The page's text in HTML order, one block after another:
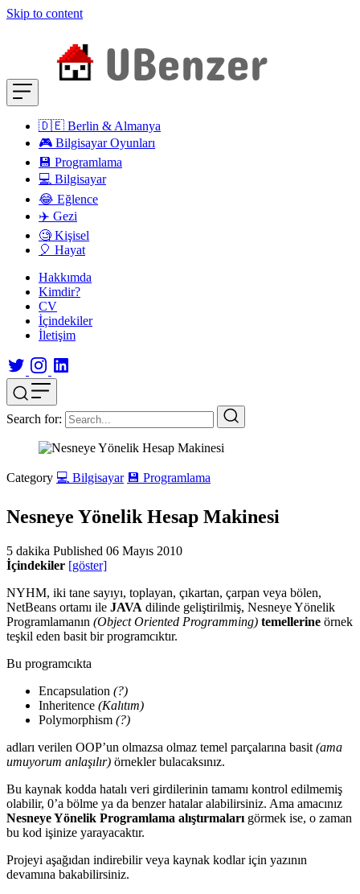
Skip to content
🇩🇪 Berlin & Almanya
🎮 Bilgisayar Oyunları
💾 Programlama
💻 Bilgisayar
😂 Eğlence
✈️ Gezi
🧐 Kişisel
🎈 Hayat
Hakkımda
Kimdir?
CV
İçindekiler
İletişim
Search for:
Category 💻 Bilgisayar 💾 Programlama
Nesneye Yönelik Hesap Makinesi
5 dakika Published 06 Mayıs 2010
İçindekiler [göster]
NYHM, iki tane sayıyı, toplayan, çıkartan, çarpan veya bölen,
NetBeans ortamı ile JAVA dilinde geliştirilmiş, Nesneye Yönelik
Programlamanın (Object Oriented Programming) temellerine örnek
teşkil eden basit bir programcıktır.
Bu programcıkta
Encapsulation (?)
Inheritence (Kalıtım)
Polymorphism (?)
adları verilen OOP’un olmazsa olmaz temel parçalarına basit (ama
umuyorum anlaşılır) örnekler bulacaksınız.
Bu kaynak kodda hatalı veri girdilerinin tamamı kontrol edilmemiş
olabilir, 0’a bölme ya da benzer hatalar alabilirsiniz. Ama amacınız
Nesneye Yönelik Programlama alıştırmaları görmek ise, o zaman
bu kod işinize yarayacaktır.
Projeyi aşağıdan indirebilir veya kaynak kodlar için yazının
devamına bakabilirsiniz.